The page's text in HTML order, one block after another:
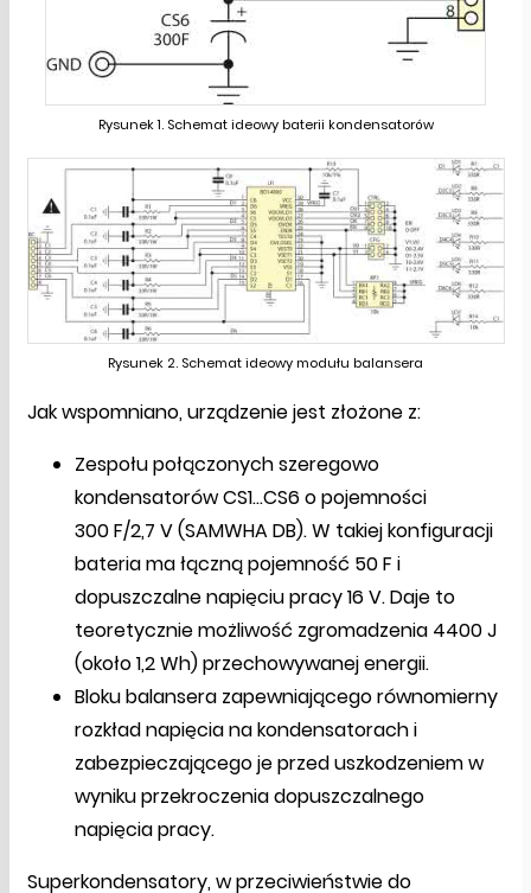
Rysunek 1. Schemat ideowy baterii kondensatorów
Rysunek 2. Schemat ideowy modułu balansera
Jak wspomniano, urządzenie jest złożone z:
Zespołu połączonych szeregowo
kondensatorów CS1…CS6 o pojemności
300 F/2,7 V (SAMWHA DB). W takiej konfiguracji
bateria ma łączną pojemność 50 F i
dopuszczalne napięciu pracy 16 V. Daje to
teoretycznie możliwość zgromadzenia 4400 J
(około 1,2 Wh) przechowywanej energii.
Bloku balansera zapewniającego równomierny
rozkład napięcia na kondensatorach i
zabezpieczającego je przed uszkodzeniem w
wyniku przekroczenia dopuszczalnego
napięcia pracy.
Superkondensatory, w przeciwieństwie do